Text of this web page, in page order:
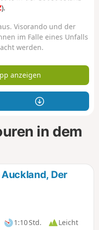
).
Visorando und der
im Falle eines Unfalls
werden.
anzeigen
in dem
Der
1:10 Std.
Leicht